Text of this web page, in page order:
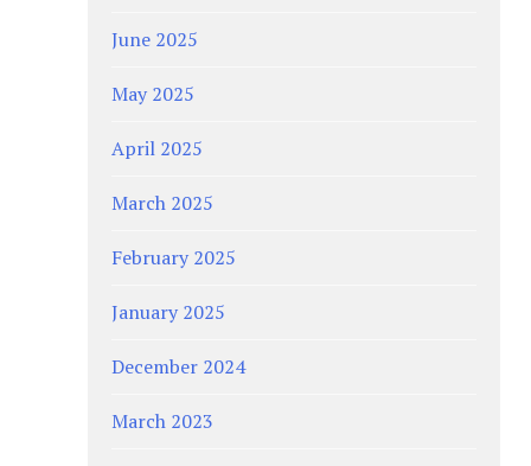
June 2025
May 2025
April 2025
March 2025
February 2025
January 2025
December 2024
March 2023